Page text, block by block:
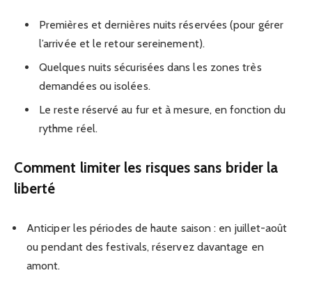
Premières et dernières nuits réservées (pour gérer
l’arrivée et le retour sereinement).
Quelques nuits sécurisées dans les zones très
demandées ou isolées.
Le reste réservé au fur et à mesure, en fonction du
rythme réel.
Comment limiter les risques sans brider la
liberté
Anticiper les périodes de haute saison : en juillet-août
ou pendant des festivals, réservez davantage en
amont.